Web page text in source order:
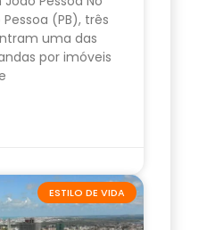
(PB), três
uma das
por imóveis
ESTILO DE VIDA